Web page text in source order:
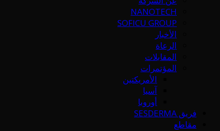
NANOTECH
SOFICU GROUP
الأخبار
الرعاة
المقابلات
المؤتمرات
الأمريكتين
آسيا
أوروبا
فريق SESDERMA
مقاطع